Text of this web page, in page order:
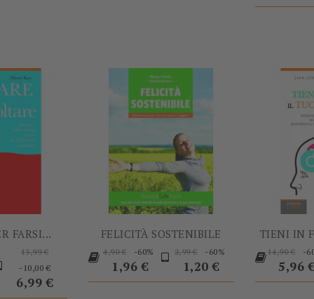
FARSI...
Prezzo
base
13,99 €
-10,00 €
Prezzo
6,99 €
FELICITÀ SOSTENIBILE
Prezzo
base
4,90 € -60%
Prezzo
1,96 €
Prezzo
base
2,99 € -60%
Prezzo
1,20 €
TIENI IN
Prezzo
base
14,90 € -
5,96